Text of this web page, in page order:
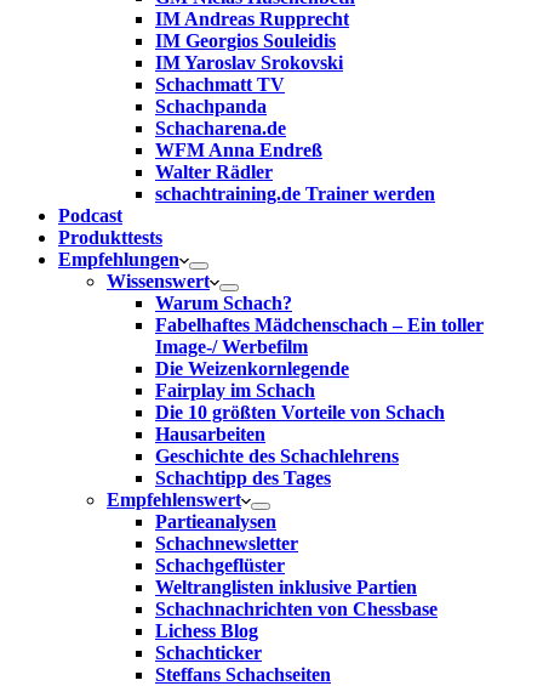
IM Andreas Rupprecht
IM Georgios Souleidis
IM Yaroslav Srokovski
Schachmatt TV
Schachpanda
Schacharena.de
WFM Anna Endreß
Walter Rädler
schachtraining.de Trainer werden
Podcast
Produkttests
Empfehlungen
Wissenswert
Warum Schach?
Fabelhaftes Mädchenschach – Ein toller
Image-/ Werbefilm
Die Weizenkornlegende
Fairplay im Schach
Die 10 größten Vorteile von Schach‎
Hausarbeiten
Geschichte des Schachlehrens
Schachtipp des Tages
Empfehlenswert
Partieanalysen
Schachnewsletter
Schachgeflüster
Weltranglisten inklusive Partien
Schachnachrichten von Chessbase
Lichess Blog
Schachticker
Steffans Schachseiten